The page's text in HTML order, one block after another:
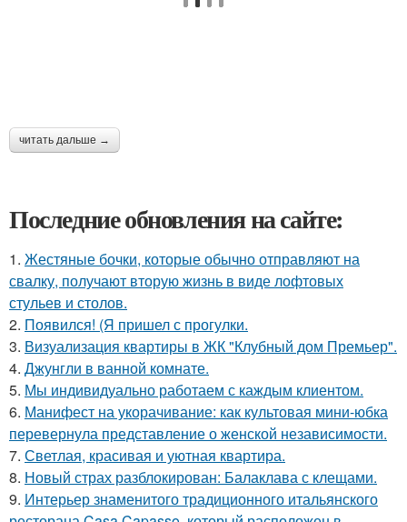
читать дальше →
Последние обновления на сайте:
1. Жестяные бочки, которые обычно отправляют на
свалку, получают вторую жизнь в виде лофтовых
стульев и столов.
2. Появился! (Я пришел с прогулки.
3. Визуализация квартиры в ЖК "Клубный дом Премьер".
4. Джунгли в ванной комнате.
5. Мы индивидуально работаем с каждым клиентом.
6. Манифест на укорачивание: как культовая мини-юбка
перевернула представление о женской независимости.
7. Светлая, красивая и уютная квартира.
8. Новый страх разблокирован: Балаклава с клещами.
9. Интерьер знаменитого традиционного итальянского